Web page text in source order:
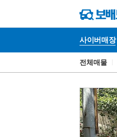
사이버매장
사
전체매물